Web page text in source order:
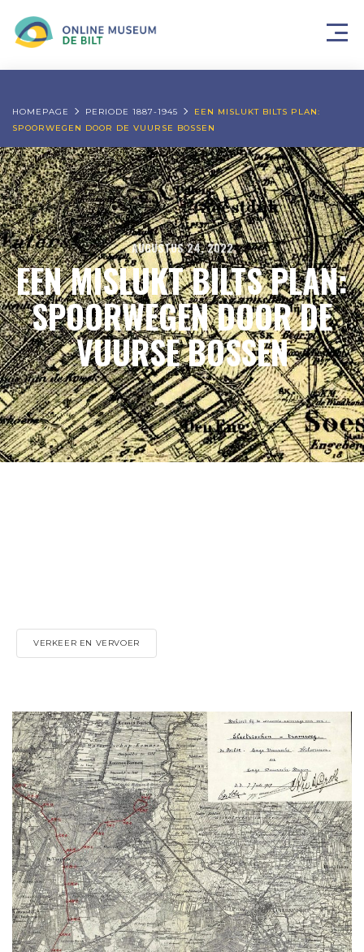
HOMEPAGE PERIODE 1887-1945
EEN MISLUKT BILTS PLAN:
SPOORWEGEN DOOR DE VUURSE BOSSEN
AUGUSTUS 24, 2022
EEN MISLUKT BILTS PLAN:
SPOORWEGEN DOOR DE
VUURSE BOSSEN
VERKEER EN VERVOER